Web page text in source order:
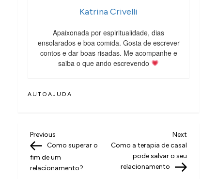
Katrina Crivelli
Apaixonada por espiritualidade, dias
ensolarados e boa comida. Gosta de escrever
contos e dar boas risadas. Me acompanhe e
saiba o que ando escrevendo
AUTOAJUDA
N
a
v
Previous
Post
Previous
Como superar o
fim de um
relacionamento?
Next
Post
Next
Como a terapia de casal
pode salvar o seu
relacionamento